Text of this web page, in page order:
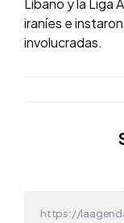
Líbano y la Liga
iraníes e
involucradas.